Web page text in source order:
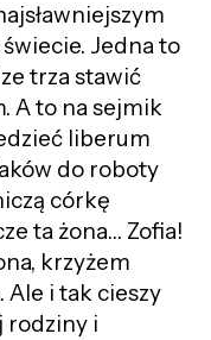
Jedna to
trza stawić
A to nasejmik
liberum
do roboty
córkę
ta żona… Zofia!
krzyżem
Ale i tak cieszy
rodziny i